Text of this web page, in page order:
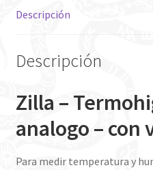
Descripción
Descripción
Zilla –
analogo – con
Para medir temperatura y